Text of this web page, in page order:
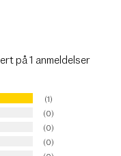
på 1 anmeldelser
1
0
0
0